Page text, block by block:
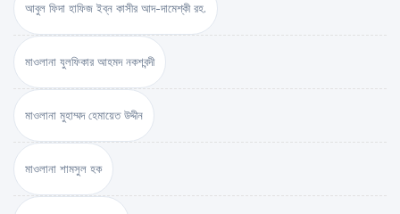
আবুল ফিদা হাফিজ ইব্‌ন কাসীর আদ-দামেশ্‌কী রহ.
মাওলানা যুলফিকার আহমদ নকশবন্দী
মাওলানা মুহাম্মদ হেমায়েত উদ্দীন
মাওলানা শামসুল হক